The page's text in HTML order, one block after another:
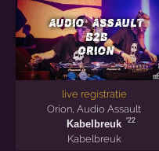
live registratie
Orion,Audio Assault
Kabelbreuk
'22
Kabelbreuk